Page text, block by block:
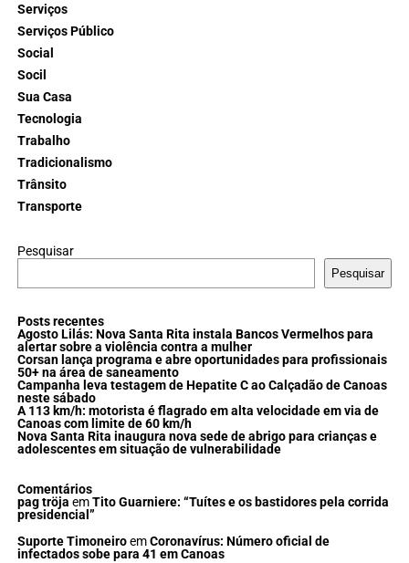
Serviços
Serviços Público
Social
Socil
Sua Casa
Tecnologia
Trabalho
Tradicionalismo
Trânsito
Transporte
Pesquisar
Pesquisar
Posts recentes
Agosto Lilás: Nova Santa Rita instala Bancos Vermelhos para
alertar sobre a violência contra a mulher
Corsan lança programa e abre oportunidades para profissionais
50+ na área de saneamento
Campanha leva testagem de Hepatite C ao Calçadão de Canoas
neste sábado
A 113 km/h: motorista é flagrado em alta velocidade em via de
Canoas com limite de 60 km/h
Nova Santa Rita inaugura nova sede de abrigo para crianças e
adolescentes em situação de vulnerabilidade
Comentários
pag tröja emTito Guarniere: “Tuítes e os bastidores pela corrida
presidencial”
Suporte TimoneiroemCoronavírus: Número oficial de
infectados sobe para 41 em Canoas